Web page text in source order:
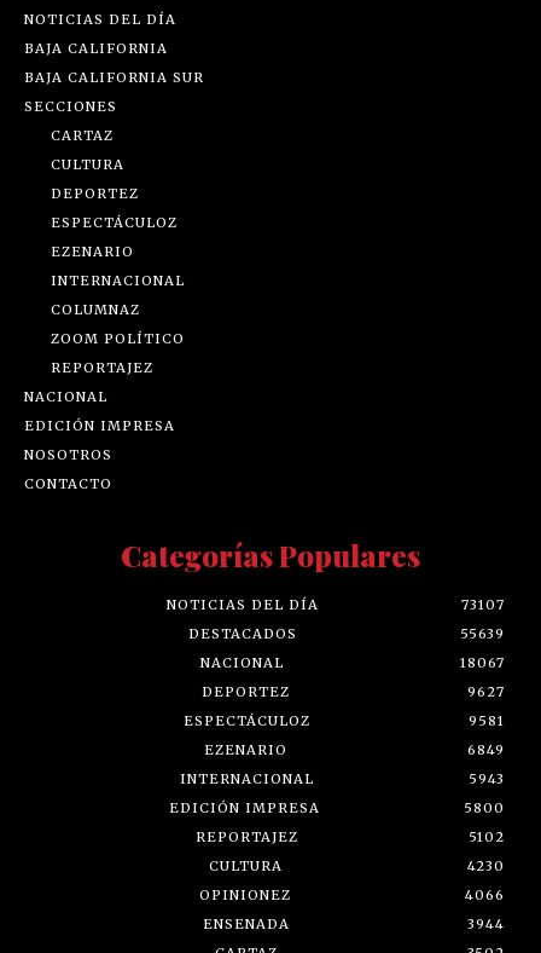
NOTICIAS DEL DÍA
BAJA CALIFORNIA
BAJA CALIFORNIA SUR
SECCIONES
CARTAZ
CULTURA
DEPORTEZ
ESPECTÁCULOZ
EZENARIO
INTERNACIONAL
COLUMNAZ
ZOOM POLÍTICO
REPORTAJEZ
NACIONAL
EDICIÓN IMPRESA
NOSOTROS
CONTACTO
Categorías Populares
NOTICIAS DEL DÍA
73107
DESTACADOS
55639
NACIONAL
18067
DEPORTEZ
9627
ESPECTÁCULOZ
9581
EZENARIO
6849
INTERNACIONAL
5943
EDICIÓN IMPRESA
5800
REPORTAJEZ
5102
CULTURA
4230
OPINIONEZ
4066
ENSENADA
3944